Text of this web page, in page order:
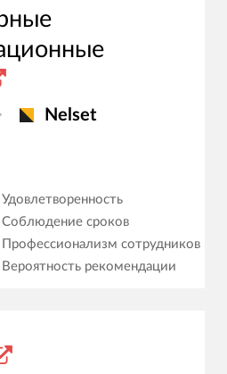
Nelset
Удовлетворенность
Соблюдение сроков
Профессионализм сотрудников
Вероятность рекомендации